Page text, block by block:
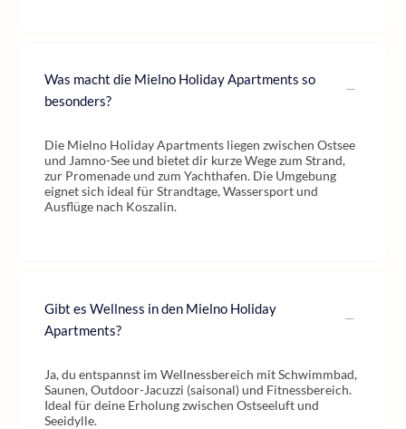
Was macht die Mielno Holiday Apartments so
besonders?
Die Mielno Holiday Apartments liegen zwischen Ostsee
und Jamno-See und bietet dir kurze Wege zum Strand,
zur Promenade und zum Yachthafen. Die Umgebung
eignet sich ideal für Strandtage, Wassersport und
Ausflüge nach Koszalin.
Gibt es Wellness in den Mielno Holiday
Apartments?
Ja, du entspannst im Wellnessbereich mit Schwimmbad,
Saunen, Outdoor-Jacuzzi (saisonal) und Fitnessbereich.
Ideal für deine Erholung zwischen Ostseeluft und
Seeidylle.